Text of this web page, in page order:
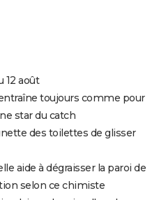
12 août
toujours comme pour
star du catch
des toilettes de glisser
aide à dégraisser la paroi de
selon ce chimiste